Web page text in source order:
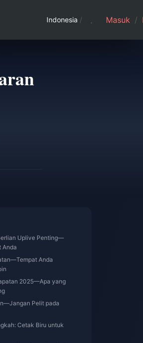
Indonesia / Masuk /
Uplive Penting—
Anda
Anda
2025—Apa yang
Pelit pada
Cetak Biru untuk